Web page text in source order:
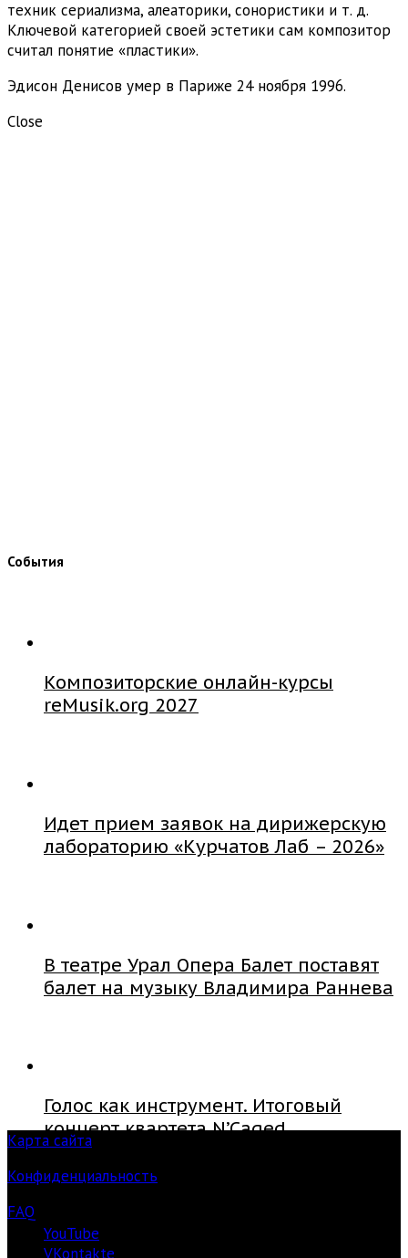
техник сериализма, алеаторики, сонористики и т. д.
Ключевой категорией своей эстетики сам композитор
считал понятие «пластики».
Эдисон Денисов умер в Париже 24 ноября 1996.
Close
События
Композиторские онлайн-курсы
reMusik.org 2027
Идет прием заявок на дирижерскую
лабораторию «Курчатов Лаб – 2026»
В театре Урал Опера Балет поставят
балет на музыку Владимира Раннева
Голос как инструмент. Итоговый
концерт квартета N’Caged
Карта сайта
Конфиденциальность
FAQ
YouTube
VKontakte